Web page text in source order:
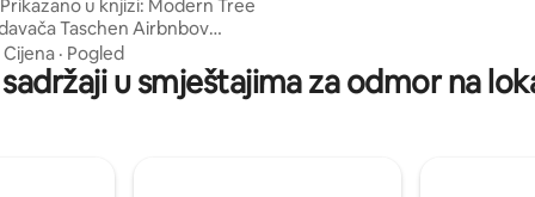
Taschen Airbnbov
koji je najčešće
liste želja u 2025. godini!
doživite čarobnost i vještinu
Cijena · Pogled
miran odmor!
u smještajima za odmor na